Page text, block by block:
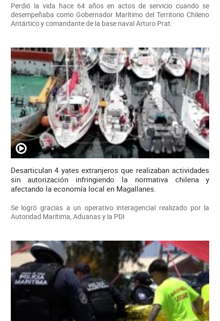
Perdió la vida hace 64 años en actos de servicio cuando se
desempeñaba como Gobernador Marítimo del Territorio Chileno
Antártico y comandante de la base naval Arturo Prat.
Desarticulan 4 yates extranjeros que realizaban actividades
sin autorización infringiendo la normativa chilena y
afectando la economía local en Magallanes.
Se logró gracias a un operativo interagencial realizado por la
Autoridad Marítima, Aduanas y la PDI